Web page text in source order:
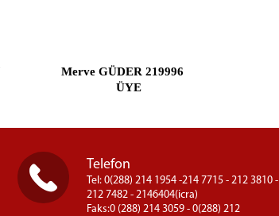
GÜDER 219996
ÜYE
Telefon
Tel: 0(288) 214 1954 -214 7715 - 212 3810 -
212 7482 - 2146404(icra)
Faks:0 (288) 214 3059 - 0(288) 212